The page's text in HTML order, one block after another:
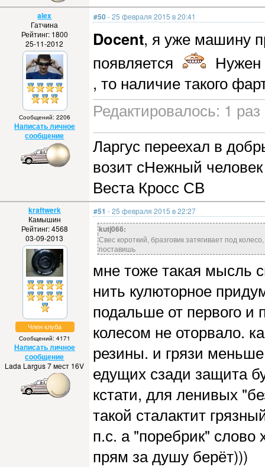
alex
Гатчина
Рейтинг: 1800
25-11-2012
Сообщений: 2206
Написать личное
сообщение
#50- 25 февраля 2015 в 20:41
Docent, я уже машину
появляется
Нужен
, то наличие такого
Редактировалось: 1
Ларгус переехал в
возит сНежный
Веста Кросс СВ
kraftwerk
Камышин
Рейтинг: 4568
03-09-2013
Член клуба
Сообщений: 4171
Написать личное
сообщение
Lada Largus 7 мест 16V
#51 - 25 февраля 2015 в 22:27
kutj066:
Свес короткий, бразговик затягивает под
поставишь
мне тоже такая мысль
нить кулюторное
подальше от первого
колесом не оторвало.
резины. и грязи
едущих сзади защита
кстати, для ленивых
такой сталактит
п.с. а "поребрик"
прям за душу берёт)))